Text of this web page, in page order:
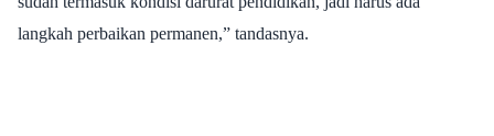
langkah perbaikan permanen,” tandasnya.